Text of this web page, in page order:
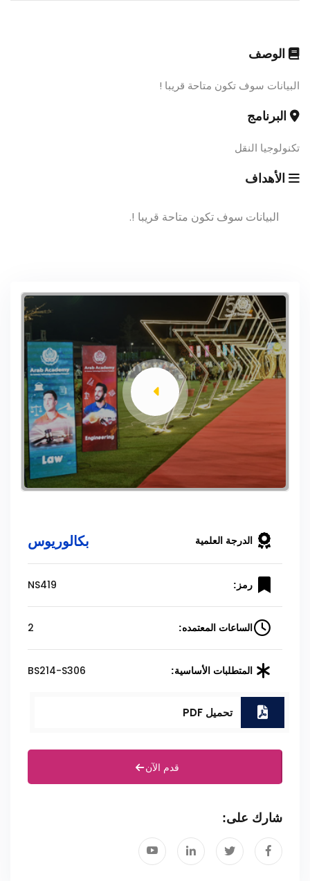
الوصف
البيانات سوف تكون متاحة قريبا !
البرنامج
تكنولوجيا النقل
الأهداف
البيانات سوف تكون متاحة قريبا !.
الدرجة العلمية بكالوريوس
رمز: NS419
الساعات المعتمده: 2
المتطلبات الأساسية: BS214-S306
تحميل PDF
قدم الآن
شارك على: